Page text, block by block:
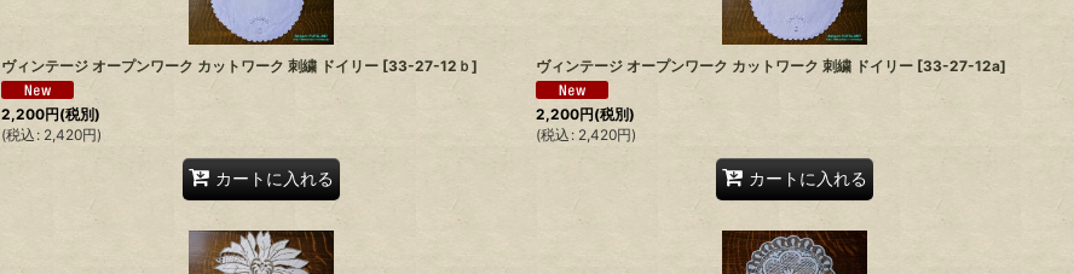
ヴィンテージ オープンワーク カットワーク 刺繍 ドイリー [33-27-12ｂ]
2,200円(税別)
(税込 : 2,420円)
カートに入れる
ヴィンテージ オープンワーク カットワーク 刺繍 ドイリー [33-27-12a]
2,200円(税別)
(税込 : 2,420円)
カートに入れる